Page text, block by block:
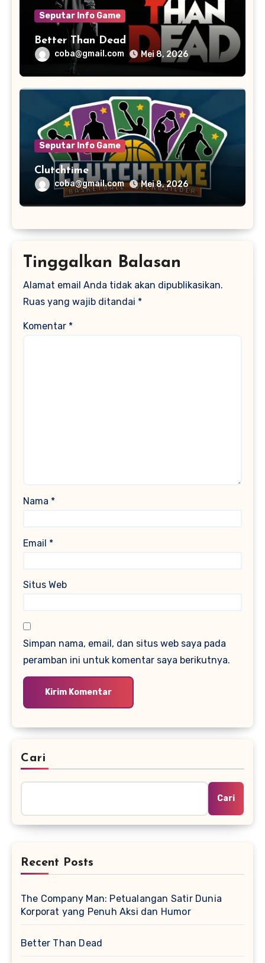
Seputar Info Game
Better Than Dead
coba@gmail.com Mei 8, 2026
Seputar Info Game
Clutchtime
coba@gmail.com Mei 8, 2026
Tinggalkan Balasan
Alamat email Anda tidak akan dipublikasikan.
Ruas yang wajib ditandai *
Komentar *
Nama *
Email *
Situs Web
Simpan nama, email, dan situs web saya pada
peramban ini untuk komentar saya berikutnya.
Cari
Cari
Recent Posts
The Company Man: Petualangan Satir Dunia
Korporat yang Penuh Aksi dan Humor
Better Than Dead